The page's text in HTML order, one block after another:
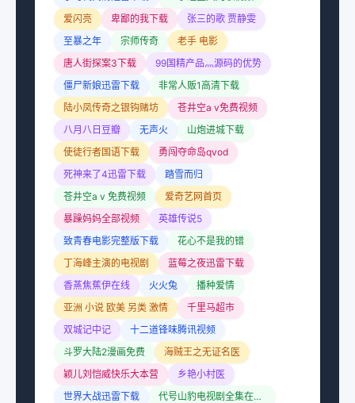
爱闪亮
卑鄙的我下载
张三的歌 贾静雯
至暴之年
宗师传奇
老手 电影
唐人街探案3下载
99国精产品灬源码的优势
僵尸新娘迅雷下载
非常人贩1高清下载
陆小凤传奇之银钩赌坊
苍井空a v免费视频
八月八日豆瓣
无声火
山炮进城下载
使徒行者国语下载
勇闯夺命岛qvod
死神来了4迅雷下载
踏雪而归
苍井空a v 免费视频
爱奇艺网首页
暴躁妈妈全部视频
英雄传说5
致青春电影完整版下载
花心不是我的错
丁海峰主演的电视剧
蓝莓之夜迅雷下载
香蒸焦蕉伊在线
火火兔
播种爱情
亚洲 小说 欧美 另类 激情
千里马超市
双城记中记
十二道锋味腾讯视频
斗罗大陆2漫画免费
海贼王之无证名医
颖儿刘恺威快乐大本营
乡艳小村医
世界大战迅雷下载
代号山豹电视剧全集在线观看